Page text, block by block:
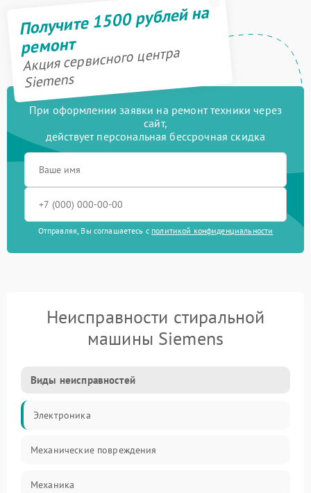
Получите 1500 рублей на
ремонт
Акция сервисного центра
Siemens
При оформлении заявки на ремонт техники через
сайт,
действует персональная бессрочная скидка
Отправляя, Вы соглашаетесь с политикой конфиденциальности
Неисправности стиральной
машины Siemens
Виды неисправностей
Электроника
Механические повреждения
Механика